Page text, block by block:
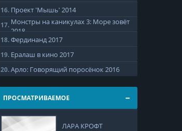
16. Проект 'Мышь' 2014
17. Монстры на каникулах 3: Море зовёт
2018
18. Фердинанд 2017
19. Ералаш в кино 2017
20. Арло: Говорящий поросёнок 2016
ПРОСМАТРИВАЕМОЕ
ЛАРА КРОФТ